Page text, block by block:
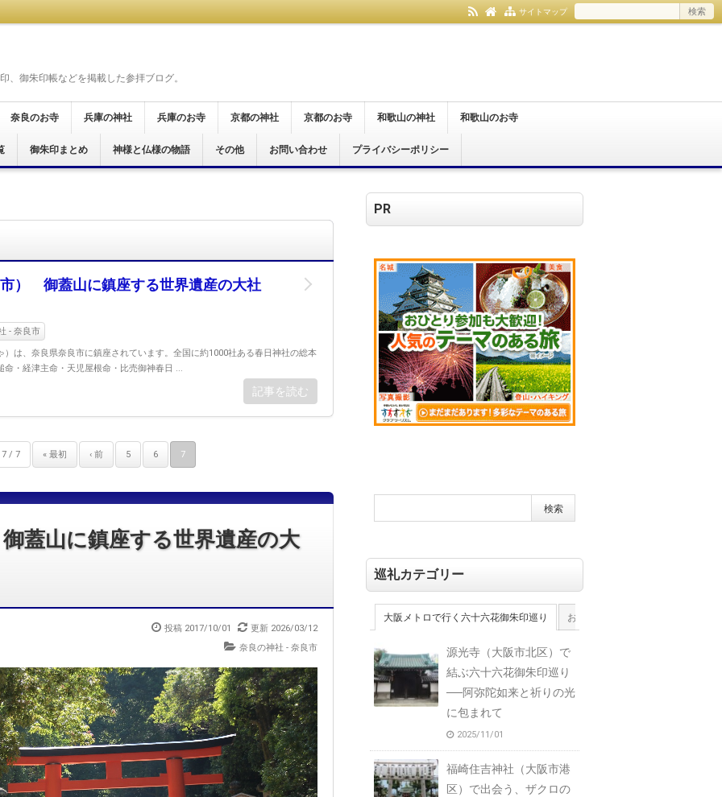
サイトマップ
、御朱印帳などを掲載した参拝ブログ。
奈良のお寺
奈良市
桜井市
天理市
橿原市
御所市
葛城市
大和郡山市
生駒市
五條市
宇陀市
磯城郡
生駒郡
高市郡
吉野郡
北葛城郡
明日香村
兵庫の神社
神戸市
尼崎市
兵庫のお寺
尼崎市
加西市
姫路市
京都の神社
京都市
京都のお寺
京都市
宮津市
舞鶴市
木津川市
和歌山の神社
和歌山市
紀の川市
伊都郡
日高郡
那智勝浦町
和歌山のお寺
御朱印まとめ 神様と仏様の物語 その他 お問い合わせ プライバシーポリシー
） 御蓋山に鎮座する世界遺産の大社
- 奈良市
）は、奈良県奈良市に鎮座されています。全国に約1000社ある春日神社の総本
命・経津主命・天児屋根命・比売御神春日 ...
記事を読む
/ 7 « 最初 ‹ 前 5 6 7
蓋山に鎮座する世界遺産の大
投稿 2017/10/01
更新 2026/03/12
奈良の神社 - 奈良市
PR
巡礼カテゴリー
大阪メトロで行く六十六花御朱印巡り おおさか十三佛霊場
源光寺（大阪市北区）で
結ぶ六十六花御朱印巡り
──阿弥陀如来と祈りの光
に包まれて
2025/11/01
福崎住吉神社（大阪市港
区）で出会う、ザクロの